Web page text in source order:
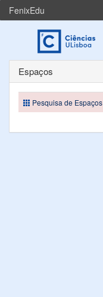
FenixEdu
Espaços
Pesquisa de Espaços